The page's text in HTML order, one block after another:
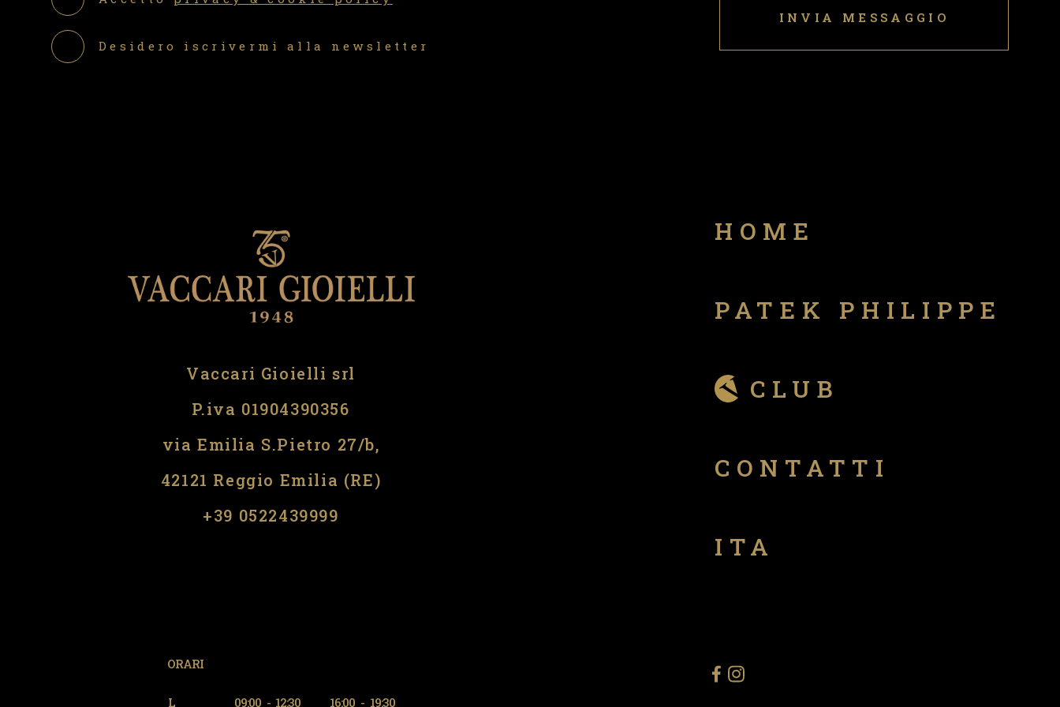
Desidero iscrivermi alla newsletter
Vaccari Gioielli srl
P.iva 01904390356
via Emilia S.Pietro 27/b,
42121 Reggio Emilia (RE)
​​+39 0522439999
HOME
PATEK PHILIPPE
CLUB
CONTATTI
ITA
ORARI
L 09:00 - 12:30 16:00 - 19:30